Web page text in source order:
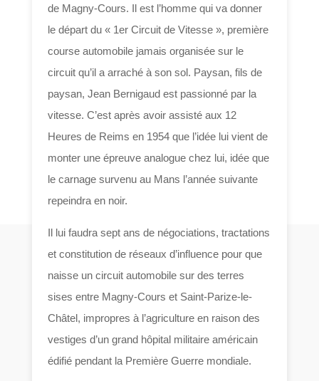
de Magny-Cours. Il est l’homme qui va donner
le départ du « 1er Circuit de Vitesse », première
course automobile jamais organisée sur le
circuit qu’il a arraché à son sol. Paysan, fils de
paysan, Jean Bernigaud est passionné par la
vitesse. C’est après avoir assisté aux 12
Heures de Reims en 1954 que l’idée lui vient de
monter une épreuve analogue chez lui, idée que
le carnage survenu au Mans l’année suivante
repeindra en noir.
Il lui faudra sept ans de négociations, tractations
et constitution de réseaux d’influence pour que
naisse un circuit automobile sur des terres
sises entre Magny-Cours et Saint-Parize-le-
Châtel, impropres à l’agriculture en raison des
vestiges d’un grand hôpital militaire américain
édifié pendant la Première Guerre mondiale.